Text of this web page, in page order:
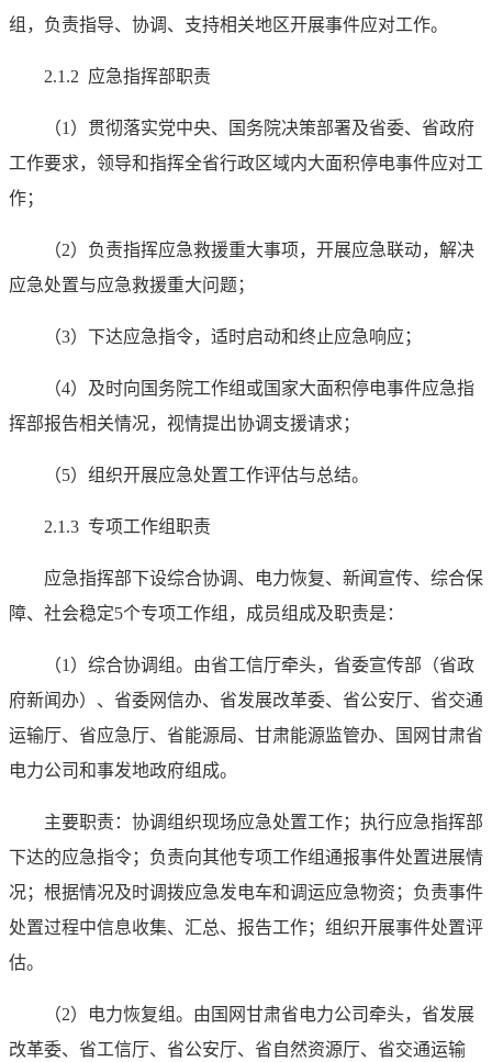
组，负责指导、协调、支持相关地区开展事件应对工作。
2.1.2 应急指挥部职责
（1）贯彻落实党中央、国务院决策部署及省委、省政府
工作要求，领导和指挥全省行政区域内大面积停电事件应对工
作；
（2）负责指挥应急救援重大事项，开展应急联动，解决
应急处置与应急救援重大问题；
（3）下达应急指令，适时启动和终止应急响应；
（4）及时向国务院工作组或国家大面积停电事件应急指
挥部报告相关情况，视情提出协调支援请求；
（5）组织开展应急处置工作评估与总结。
2.1.3 专项工作组职责
应急指挥部下设综合协调、电力恢复、新闻宣传、综合保
障、社会稳定5个专项工作组，成员组成及职责是：
（1）综合协调组。由省工信厅牵头，省委宣传部（省政
府新闻办）、省委网信办、省发展改革委、省公安厅、省交通
运输厅、省应急厅、省能源局、甘肃能源监管办、国网甘肃省
电力公司和事发地政府组成。
主要职责：协调组织现场应急处置工作；执行应急指挥部
下达的应急指令；负责向其他专项工作组通报事件处置进展情
况；根据情况及时调拨应急发电车和调运应急物资；负责事件
处置过程中信息收集、汇总、报告工作；组织开展事件处置评
估。
（2）电力恢复组。由国网甘肃省电力公司牵头，省发展
改革委、省工信厅、省公安厅、省自然资源厅、省交通运输